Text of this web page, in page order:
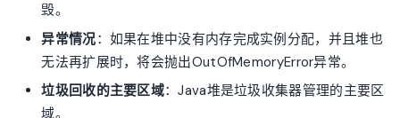
毁。
异常情况：如果在堆中没有内存完成实例分配，并且堆也
无法再扩展时，将会抛出OutOfMemoryError异常。
垃圾回收的主要区域：Java堆是垃圾收集器管理的主要区
域。